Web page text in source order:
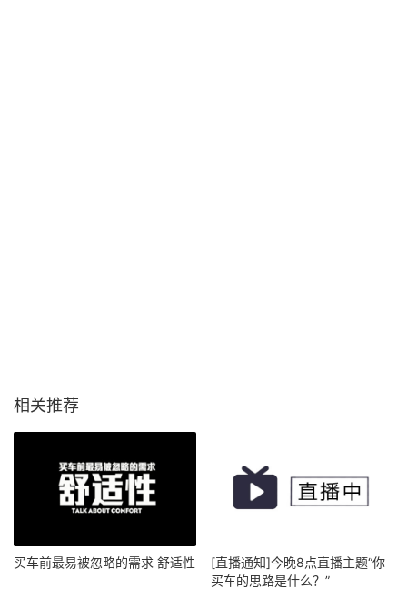
相关推荐
买车前最易被忽略的需求 舒适性
[直播通知]今晚8点直播主题“你
买车的思路是什么？”